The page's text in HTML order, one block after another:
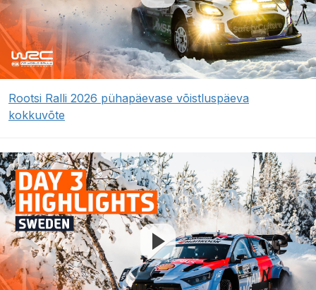
Rootsi Ralli 2026 pühapäevase võistluspäeva
kokkuvõte